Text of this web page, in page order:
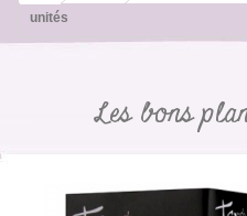
unités
Les bons